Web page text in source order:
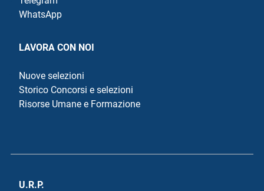
WhatsApp
LAVORA CON NOI
Nuove selezioni
Storico Concorsi e selezioni
Risorse Umane e Formazione
U.R.P.